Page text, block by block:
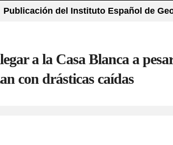
Publicación del Instituto Español de
a la Casa Blanca a
con drásticas caídas